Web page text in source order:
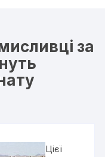
за
Цієї